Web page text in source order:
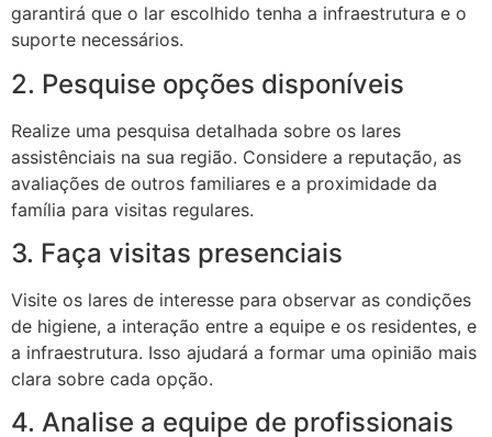
garantirá que o lar escolhido tenha a infraestrutura e o
suporte necessários.
2. Pesquise opções disponíveis
Realize uma pesquisa detalhada sobre os lares
assistênciais na sua região. Considere a reputação, as
avaliações de outros familiares e a proximidade da
família para visitas regulares.
3. Faça visitas presenciais
Visite os lares de interesse para observar as condições
de higiene, a interação entre a equipe e os residentes, e
a infraestrutura. Isso ajudará a formar uma opinião mais
clara sobre cada opção.
4. Analise a equipe de profissionais